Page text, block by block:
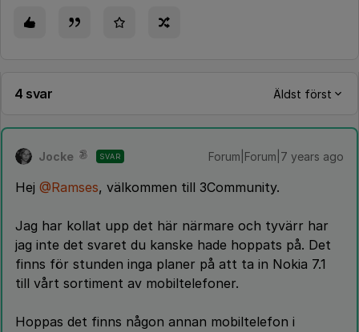
4 svar Äldst först
Jocke SVAR Forum|Forum|7 years ago
Hej @Ramses, välkommen till 3Community.
Jag har kollat upp det här närmare och tyvärr har
jag inte det svaret du kanske hade hoppats på. Det
finns för stunden inga planer på att ta in Nokia 7.1
till vårt sortiment av mobiltelefoner.
Hoppas det finns någon annan mobiltelefon i